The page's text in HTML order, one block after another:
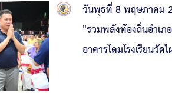
วันพุธที่ 8 พฤษภาคม
"รวมพลังท้องถิ่นอำเ
อาคารโดมโรงเรียนวั